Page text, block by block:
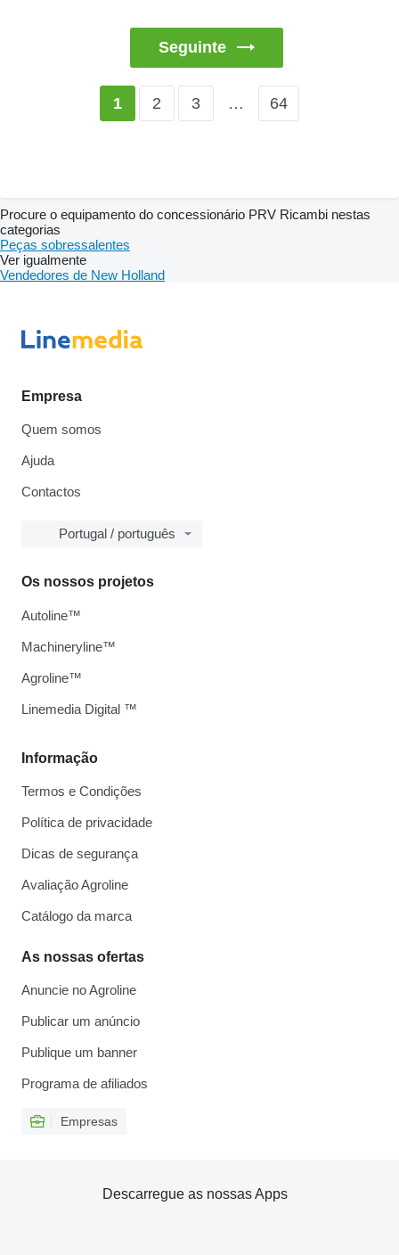
Seguinte
1 2 3 … 64
Procure o equipamento do concessionário PRV Ricambi nestas
categorias
Peças sobressalentes
Ver igualmente
Vendedores de New Holland
Empresa
Quem somos
Ajuda
Contactos
Portugal / português
Informação
Termos e Condições
Política de privacidade
Dicas de segurança
Avaliação Agroline
Catálogo da marca
As nossas ofertas
Anuncie no Agroline
Publicar um anúncio
Publique um banner
Programa de afiliados
Empresas
Os nossos projetos
Autoline™
Machineryline™
Agroline™
Linemedia Digital ™
Descarregue as nossas Apps